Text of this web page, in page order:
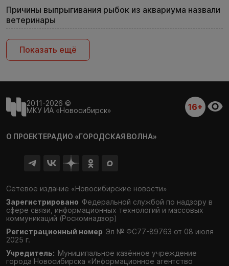
Причины выпрыгивания рыбок из аквариума назвали
ветеринары
Показать ещё
2011-2026 ©
МКУ ИА «Новосибирск»
16+
О ПРОЕКТЕРАДИО «ГОРОДСКАЯ ВОЛНА»
Сетевое издание «Новосибирские новости»
Зарегистрировано Федеральной службой по надзору в
сфере связи, информационных технологий и массовых
коммуникаций (Роскомнадзор)
Регистрационный номер Эл № ФС77-89763 от 08 июля
2025 г.
Учредитель: Муниципальное казённое учреждение
города Новосибирска «Информационное агентство